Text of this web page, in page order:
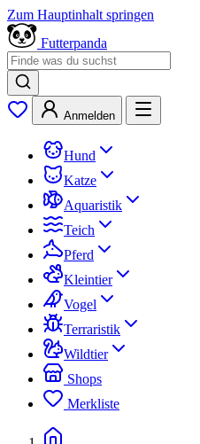
Zum Hauptinhalt springen
Futterpanda
Anmelden
Hund
Katze
Aquaristik
Teich
Pferd
Kleintier
Vogel
Terraristik
Wildtier
Shops
Merkliste